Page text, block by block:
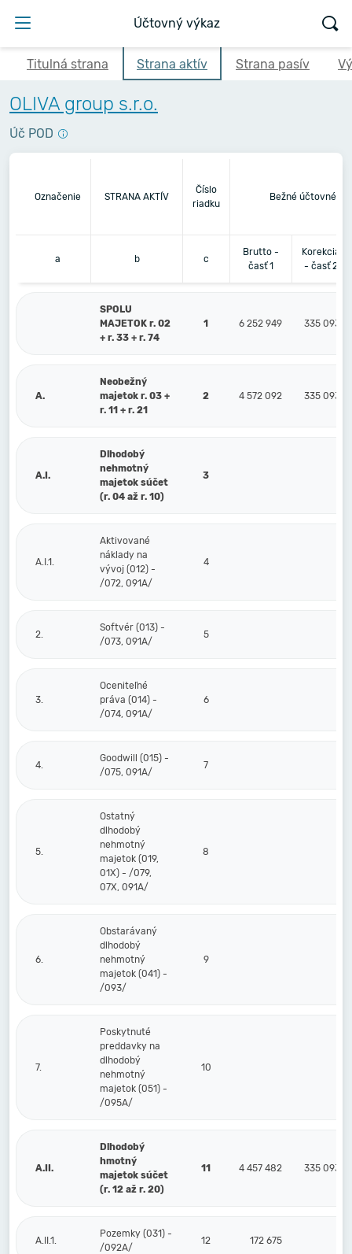
Účtovný výkaz
Titulná strana Strana aktív Strana pasív
OLIVA group s.r.o.
Úč POD
Označenie STRANA AKTÍV
Číslo
riadku
Bežné účtovné
a b c
Brutto -
časť 1
Korekcia
- časť 2
SPOLU
MAJETOK r. 02
+ r. 33 + r. 74
1 6 252 949 335 093
A.
Neobežný
majetok r. 03 +
r. 11 + r. 21
2 4 572 092 335 093
A.I.
Dlhodobý
nehmotný
majetok súčet
(r. 04 až r. 10)
3
A.I.1.
Aktivované
náklady na
vývoj (012) -
/072, 091A/
4
2.
Softvér (013) -
/073, 091A/
5
3.
Oceniteľné
práva (014) -
/074, 091A/
6
4.
Goodwill (015) -
/075, 091A/
7
5.
Ostatný
dlhodobý
nehmotný
majetok (019,
01X) - /079,
07X, 091A/
8
6.
Obstarávaný
dlhodobý
nehmotný
majetok (041) -
/093/
9
7.
Poskytnuté
preddavky na
dlhodobý
nehmotný
majetok (051) -
/095A/
10
A.II.
Dlhodobý
hmotný
majetok súčet
(r. 12 až r. 20)
11 4 457 482 335 093
A.II.1.
Pozemky (031) -
/092A/
12 172 675